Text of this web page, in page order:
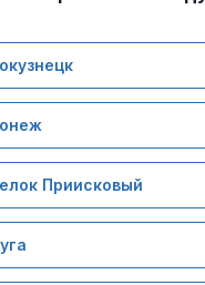
Приисковый